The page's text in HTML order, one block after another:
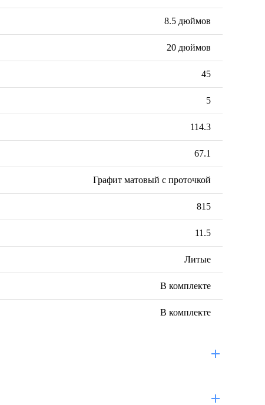
8.5 дюймов
20 дюймов
45
5
114.3
67.1
Графит матовый с проточкой
815
11.5
Литые
В комплекте
В комплекте